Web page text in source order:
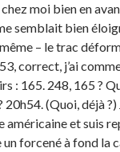
moi bien en
semblait bien
– le trac
correct, j’ai
: 165. 248, 165 ?
20h54. (Quoi, déjà
et suis
forcené à fond la